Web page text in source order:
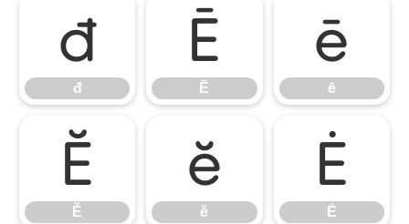
đ
đ
Ē
Ē
ē
ē
Ĕ
Ĕ
ĕ
ĕ
Ė
Ė